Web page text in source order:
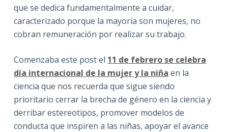
que se dedica fundamentalmente a cuidar,
caracterizado porque la mayoría son mujeres, no
cobran remuneración por realizar su trabajo.
Comenzaba este post el 11 de febrero se celebra
día internacional de la mujer y la niña en la
ciencia que nos recuerda que sigue siendo
prioritario cerrar la brecha de género en la ciencia y
derribar estereotipos, promover modelos de
conducta que inspiren a las niñas, apoyar el avance